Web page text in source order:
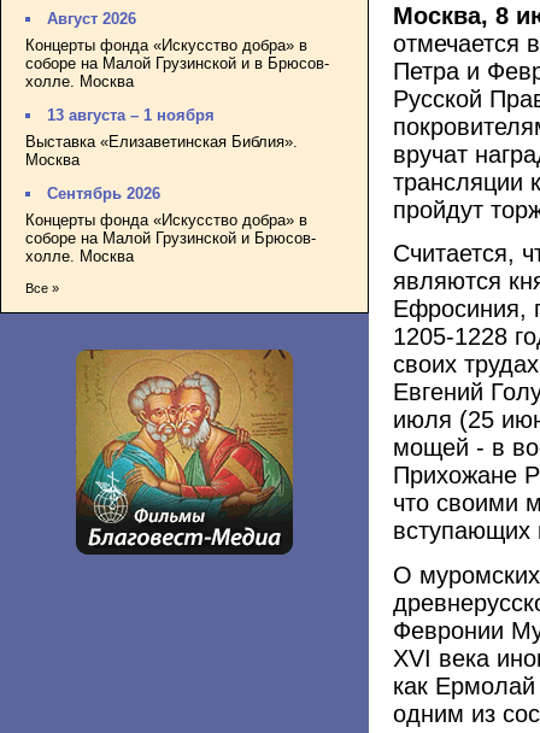
Август 2026
Концерты фонда «Искусство добра» в
соборе на Малой Грузинской и в Брюсов-
холле. Москва
13 августа – 1 ноября
Выставка «Елизаветинская Библия».
Москва
Сентябрь 2026
Концерты фонда «Искусство добра» в
соборе на Малой Грузинской и Брюсов-
холле. Москва
Все »
Москва, 8
отмечается
Петра и
Русской
вручат
трансляции
пройдут
Считается,
являются
Ефросиния,
1205-1228
своих
Евгений
июля (25
мощей - в
Прихожане
что своими
вступающих
О
Февронии
XVI века
как
одним из